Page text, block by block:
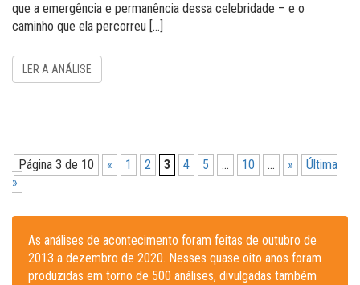
que a emergência e permanência dessa celebridade – e o
caminho que ela percorreu […]
LER A ANÁLISE
Página 3 de 10 « 1 2 3 4 5 ... 10 ... »
Última
»
As análises de acontecimento foram feitas de outubro de
2013 a dezembro de 2020. Nesses quase oito anos foram
produzidas em torno de 500 análises, divulgadas também